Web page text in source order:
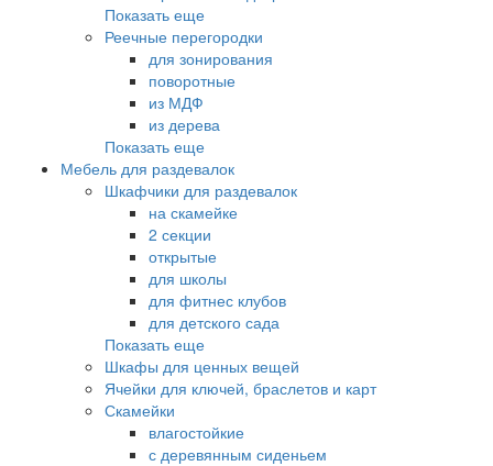
Показать еще
Реечные перегородки
для зонирования
поворотные
из МДФ
из дерева
Показать еще
Мебель для раздевалок
Шкафчики для раздевалок
на скамейке
2 секции
открытые
для школы
для фитнес клубов
для детского сада
Показать еще
Шкафы для ценных вещей
Ячейки для ключей, браслетов и карт
Скамейки
влагостойкие
с деревянным сиденьем